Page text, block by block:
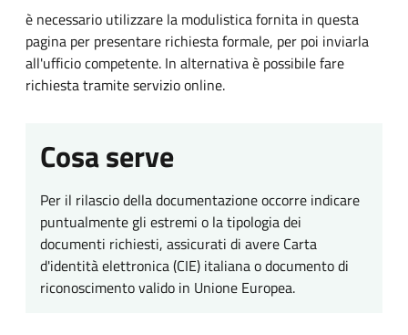
è necessario utilizzare la modulistica fornita in questa
pagina per presentare richiesta formale, per poi inviarla
all'ufficio competente. In alternativa è possibile fare
richiesta tramite servizio online.
Cosa serve
Per il rilascio della documentazione occorre indicare
puntualmente gli estremi o la tipologia dei
documenti richiesti, assicurati di avere Carta
d'identità elettronica (CIE) italiana o documento di
riconoscimento valido in Unione Europea.